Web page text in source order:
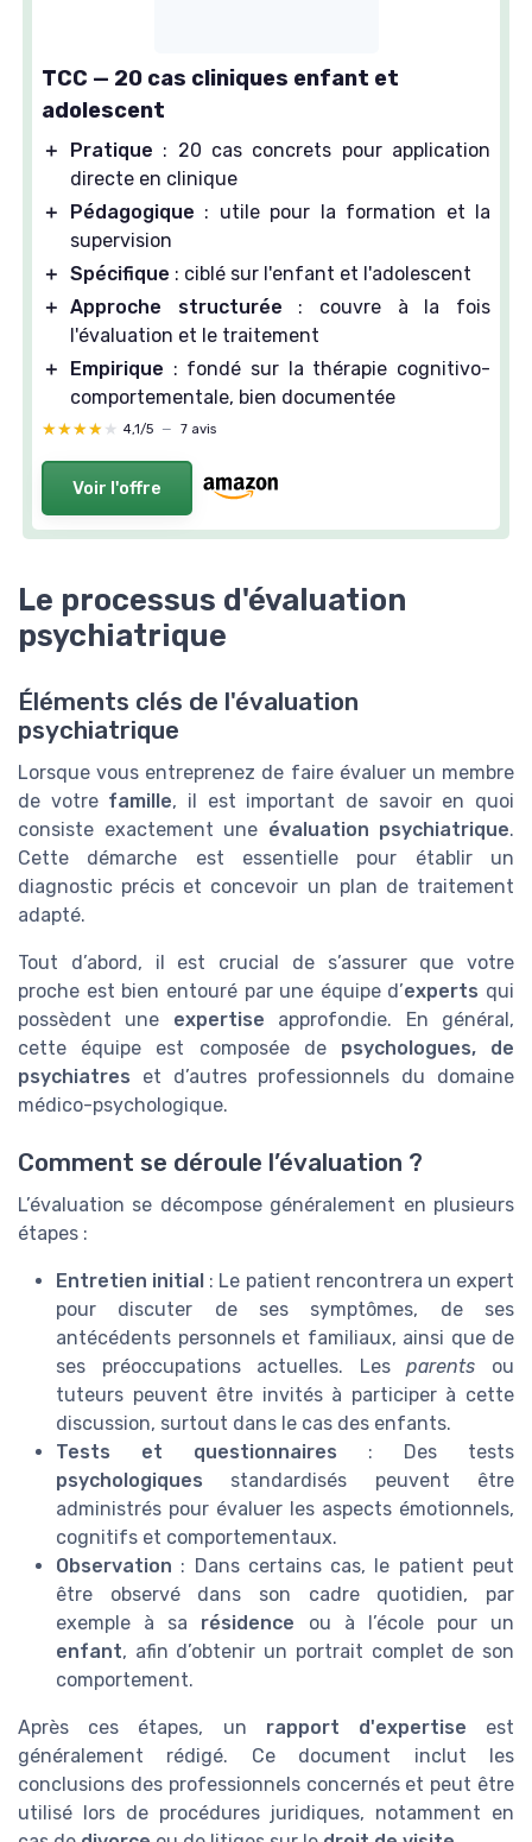
TCC — 20 cas cliniques enfant et
adolescent
＋ Pratique : 20 cas concrets pour application
directe en clinique
＋
Pédagogique : utile pour la formation et la
supervision
＋ Spécifique : ciblé sur l'enfant et l'adolescent
＋ Approche structurée : couvre à la fois
l'évaluation et le traitement
＋
Empirique : fondé sur la thérapie cognitivo-
comportementale, bien documentée
★★★★★
★★★★★ 4,1/5 — 7 avis
Voir l'offre
Le processus d'évaluation
psychiatrique
Éléments clés de l'évaluation
psychiatrique
Lorsque vous entreprenez de faire évaluer un membre
de votre famille, il est important de savoir en quoi
consiste exactement une évaluation psychiatrique.
Cette démarche est essentielle pour établir un
diagnostic précis et concevoir un plan de traitement
adapté.
Tout d’abord, il est crucial de s’assurer que votre
proche est bien entouré par une équipe d’experts qui
possèdent une expertise approfondie. En général,
cette équipe est composée de psychologues, de
psychiatres et d’autres professionnels du domaine
médico-psychologique.
Comment se déroule l’évaluation ?
L’évaluation se décompose généralement en plusieurs
étapes :
Entretien initial : Le patient rencontrera un expert
pour discuter de ses symptômes, de ses
antécédents personnels et familiaux, ainsi que de
ses préoccupations actuelles. Lesparents ou
tuteurs peuvent être invités à participer à cette
discussion, surtout dans le cas des enfants.
Tests et questionnaires : Des tests
psychologiques standardisés peuvent être
administrés pour évaluer les aspects émotionnels,
cognitifs et comportementaux.
Observation : Dans certains cas, le patient peut
être observé dans son cadre quotidien, par
exemple à sa résidence ou à l’école pour un
enfant, afin d’obtenir un portrait complet de son
comportement.
Après ces étapes, un rapport d'expertise est
généralement rédigé. Ce document inclut les
conclusions des professionnels concernés et peut être
utilisé lors de procédures juridiques, notamment en